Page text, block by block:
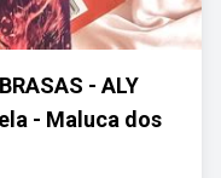
- ALY
- Maluca dos